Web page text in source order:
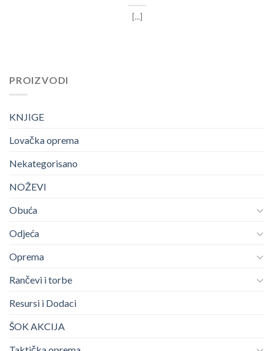
[...]
PROIZVODI
KNJIGE
Lovačka oprema
Nekategorisano
NOŽEVI
Obuća
Odjeća
Oprema
Rančevi i torbe
Resursi i Dodaci
ŠOK AKCIJA